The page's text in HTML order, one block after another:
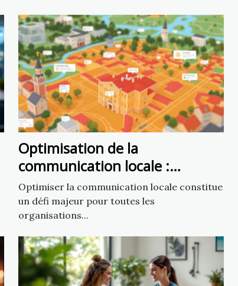
Optimisation de la
communication locale :
exploiter un fichier d’emails de
mairies
Optimiser la communication locale constitue
un défi majeur pour toutes les
organisations...